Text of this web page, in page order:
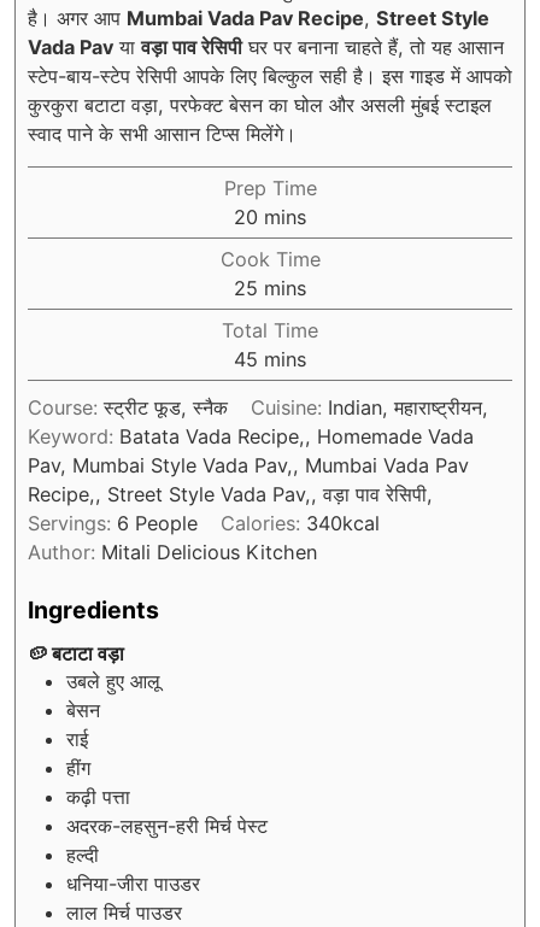
है। अगर आप Mumbai Vada Pav Recipe, Street Style
Vada Pav यावड़ा पाव रेसिपीघर पर बनाना चाहते हैं, तो यह आसान
स्टेप-बाय-स्टेप रेसिपी आपके लिए बिल्कुल सही है। इस गाइड में आपको
कुरकुरा बटाटा वड़ा, परफेक्ट बेसन का घोल और असली मुंबई स्टाइल
स्वाद पाने के सभी आसान टिप्स मिलेंगे।
Prep Time
20 minutes
mins
Cook Time
25 minutes
mins
Total Time
45 minutes
mins
Course:स्ट्रीट फूड, स्नैक Cuisine: Indian, महाराष्ट्रीयन,
Keyword: Batata Vada Recipe,, Homemade Vada
Pav, Mumbai Style Vada Pav,, Mumbai Vada Pav
Recipe,, Street Style Vada Pav,, वड़ा पाव रेसिपी,
Servings: 6 People Calories: 340kcal
Author: Mitali Delicious Kitchen
Ingredients
🥔 बटाटा वड़ा
उबले हुए आलू
बेसन
राई
हींग
कढ़ी पत्ता
अदरक-लहसुन-हरी मिर्च पेस्ट
हल्दी
धनिया-जीरा पाउडर
लाल मिर्च पाउडर